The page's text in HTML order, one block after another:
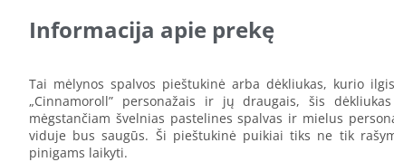
Informacija apie prekę
Tai mėlynos spalvos pieštukinė arba dėkliukas, kurio
„Cinnamoroll” personažais ir jų draugais, šis
mėgstančiam švelnias pastelines spalvas ir mielus
viduje bus saugūs. Ši pieštukinė puikiai tiks ne tik
pinigams laikyti.